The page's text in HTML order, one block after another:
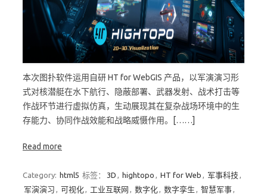
本次图扑软件运用自研 HT for WebGIS 产品，以军演演习形
式对核潜艇在水下航行、隐蔽部署、武器发射、战术打击等
作战环节进行虚拟仿真，生动展现其在复杂战场环境中的生
存能力、协同作战效能和战略威慑作用。[……]
Read more
Category: html5 标签： 3D , hightopo , HT for Web , 军事科技 ,
军演演习 , 可视化, 工业互联网 , 数字化, 数字孪生 , 智慧军事,